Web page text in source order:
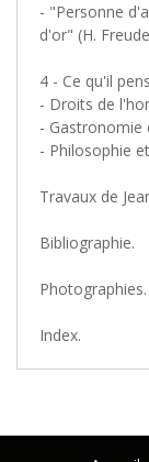
- "Personne
d'or" (H.
4 - Ce qu'il
- Droits de
- Gastronomie
- Philosophie
Travaux de
Bibliographie.
Photographies.
Index.